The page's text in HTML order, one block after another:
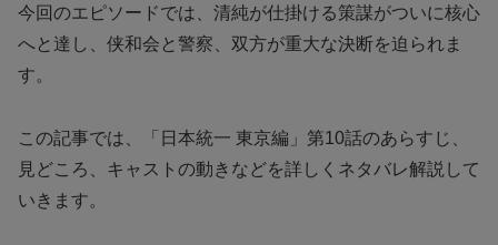
今回のエピソードでは、清純が仕掛ける策謀がついに核心
へと達し、侠和会と警察、双方が重大な決断を迫られま
す。
この記事では、「日本統一 東京編」第10話のあらすじ、
見どころ、キャストの動きなどを詳しくネタバレ解説して
いきます。